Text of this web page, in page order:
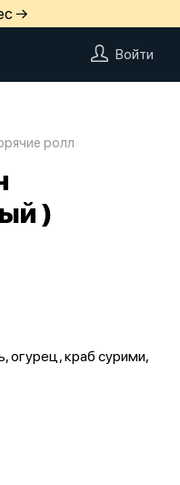
→
Войти
ролл
)
огурец, краб сурими,